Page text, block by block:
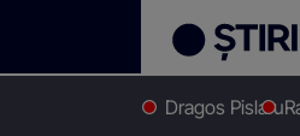
Dragos Pislaru